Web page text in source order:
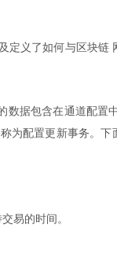
定义了如何与区块链
数据包含在通道配置
为配置更新事务。下
易的时间。